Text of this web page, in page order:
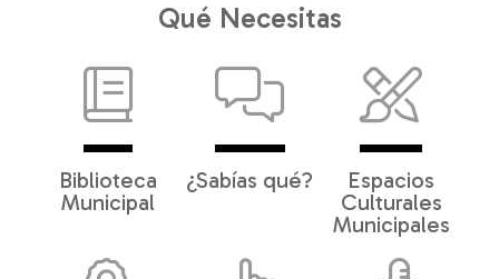
Qué Necesitas
Biblioteca
Municipal
¿Sabías qué?
Espacios
Culturales
Municipales